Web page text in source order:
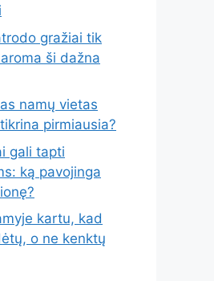
gražiai tik
ši dažna
namų vietas
pirmiausia?
gali tapti
ką pavojinga
kartu, kad
o ne kenktų